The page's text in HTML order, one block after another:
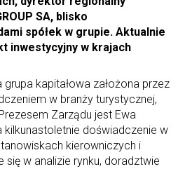
SA, blisko
spółek w grupie. Aktualnie
inwestycyjny w krajach
kapitałowa założona przez
w branży turystycznej,
Zarządu jest Ewa
kilkunastoletnie doświadczenie w
kierowniczych i
w analizie rynku, doradztwie